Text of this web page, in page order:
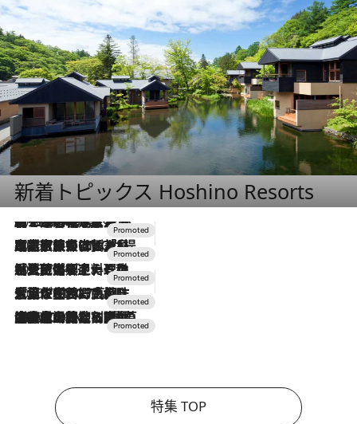
新着トピックス Hoshino Resorts
2026.8.7
【トンボの足水浴】ヒノキの香りに包まれて涼感マックス！約13℃の湧水かけ流しを避暑地「星野温泉 トンボの湯」で体験
2026.7.31
【ホテル帰省】という選択肢をOMOが提案。家族とほどよい距離を保つには「昼は実家、夜は気兼ねなくホテルで！」
2026.7.24
【夏限定ディナーコース】旬を迎える稚鮎や花ズッキーニなどをイタリア・トスカーナの郷土料理の手法で満喫！
2026.7.17
「土佐和ハーブかき氷」がOMO7高知に登場！生姜、山椒、大葉など目にも舌にも涼を呼ぶ郷土の味
2026.7.10
NEW OPEN！【界 草津】名湯の地に誕生。趣の異なる2種の温泉と上州ならではの会席・蕎麦割烹など美食を味わう究極の癒やし旅
特集 TOP